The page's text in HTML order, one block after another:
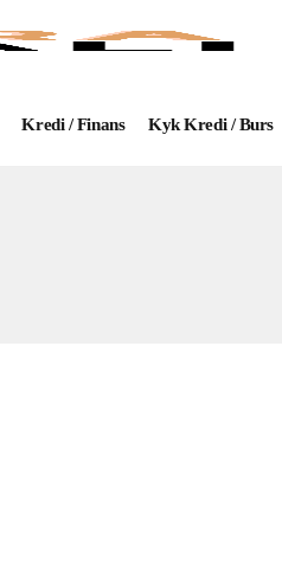
Kredi / Finans Kyk Kredi / Burs